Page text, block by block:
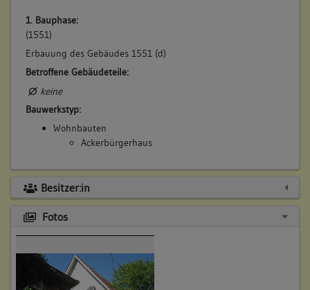
1. Bauphase:
(1551)
Erbauung des Gebäudes 1551 (d)
Betroffene Gebäudeteile:
keine
Bauwerkstyp:
Wohnbauten
Ackerbürgerhaus
Besitzer:in
Fotos